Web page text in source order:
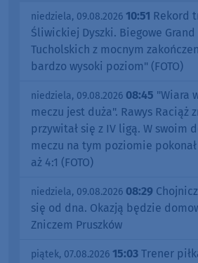
niedziela, 09.08.2026 10:51 Rekord
Śliwickiej Dyszki. Biegowe
Tucholskich z mocnym
bardzo wysoki poziom" (FOTO)
niedziela, 09.08.2026 08:45 "Wiara
meczu jest duża". Rawys Raciąż
przywitał się z IV ligą. W swoim
meczu na tym poziomie
aż 4:1 (FOTO)
niedziela, 09.08.2026 08:29
się od dna. Okazją będzie
Zniczem Pruszków
piątek, 07.08.2026 15:03 Trener